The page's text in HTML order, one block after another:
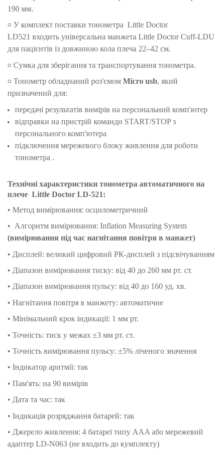
190 мм.
¤ У комплект поставки тонометра Little Doctor
LD521 входить універсальна манжета Little Doctor Cuff-LDU
для пацієнтів із довжиною кола плеча 22–42 см.
¤ Сумка для зберігання та транспортування тонометра.
¤ Тонометр обладнаний роз'ємом Micro usb, який
призначений для:
передачі результатів вимірів на персональний комп'ютер
відправки на пристрій команди START/STOP з
персонального комп'ютера
підключення мережевого блоку живлення для роботи
тонометра .
Технічні характеристики тонометра автоматичного на
плече Little Doctor LD-521:
• Метод вимірювання: осцилометричний
• Алгоритм вимірювання: Inflation Measuring System
(вимірювання під час нагнітання повітря в манжет)
• Дисплей: великий цифровий РК-дисплей з підсвічуванням
• Діапазон вимірювання тиску: від 40 до 260 мм рт. ст.
• Діапазон вимірювання пульсу: від 40 до 160 уд. хв.
• Нагнітання повітря в манжету: автоматичне
• Мінімальний крок індикації: 1 мм рт.
• Точність: тиск у межах ±3 мм рт. ст.
• Точність вимірювання пульсу: ±5% ліченого значення
• Індикатор аритмії: так
• Пам'ять: на 90 вимірів
• Дата та час: так
• Індикація розряджання батарей: так
• Джерело живлення: 4 батареї типу AAA або мережевий
адаптер LD-N063 (не входить до кумплекту)